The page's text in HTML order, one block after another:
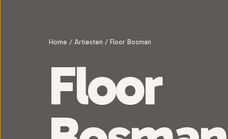
Home / Artiesten / Floor Bosman
Floor